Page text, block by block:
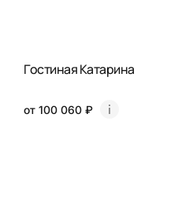
Гостиная Катарина
от 100 060 ₽